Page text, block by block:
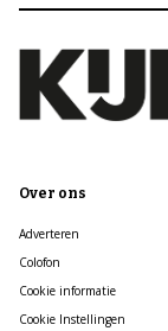
Over ons
Adverteren
Colofon
Cookie informatie
Cookie Instellingen